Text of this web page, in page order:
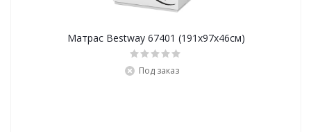
Матрас Bestway 67401 (191х97х46см)
Под заказ